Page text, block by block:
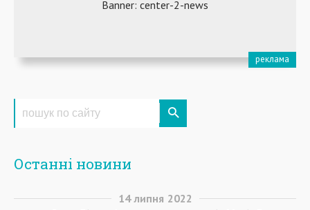
Останні новини
14 липня 2022